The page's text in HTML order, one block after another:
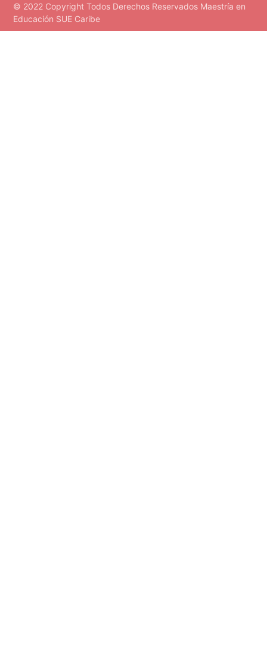
© 2022 Copyright Todos Derechos Reservados Maestría en
Educación SUE Caribe